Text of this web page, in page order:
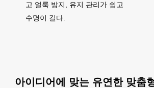
고 얼룩 방지, 유지 관리가 쉽고
수명이 길다.
아이디어에 맞는 유연한 맞춤